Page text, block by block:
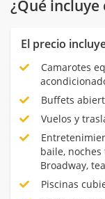
¿Qué incluye
El precio
Camarotes
Buffets
Vuelos y
baile,
Broadway,
Piscinas